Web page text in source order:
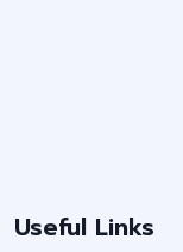
Useful Links